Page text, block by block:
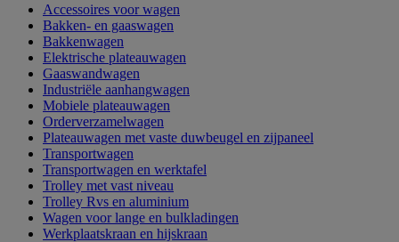
Accessoires voor wagen
Bakken- en gaaswagen
Bakkenwagen
Elektrische plateauwagen
Gaaswandwagen
Industriële aanhangwagen
Mobiele plateauwagen
Orderverzamelwagen
Plateauwagen met vaste duwbeugel en zijpaneel
Transportwagen
Transportwagen en werktafel
Trolley met vast niveau
Trolley Rvs en aluminium
Wagen voor lange en bulkladingen
Werkplaatskraan en hijskraan